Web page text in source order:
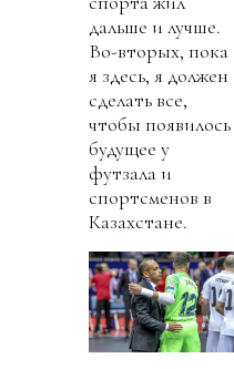
дальше и лучше.
Во-вторых, пока
я здесь, я должен
сделать все,
чтобы появилось
будущее у
футзала и
спортсменов в
Казахстане.